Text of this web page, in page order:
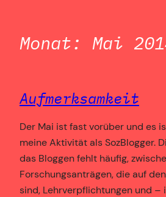
Monat: Mai
Aufmerksamkeit
Der Mai ist fast vorüber und es
meine Aktivität als SozBlogger.
das Bloggen fehlt häufig,
Forschungsanträgen, die auf
sind, Lehrverpflichtungen und –